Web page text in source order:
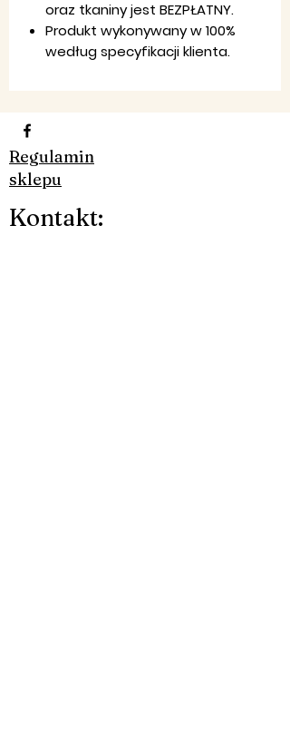
oraz tkaniny jest BEZPŁATNY.
Produkt wykonywany w 100%
według specyfikacji klienta.
Regulamin
sklepu
Kontakt: